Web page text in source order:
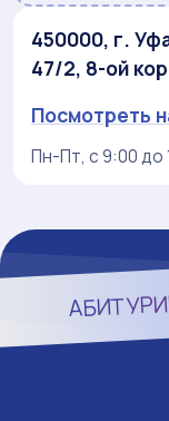
450000, г.
47/2, 8-ой
Посмотреть
Пн-Пт, с 9:00 до